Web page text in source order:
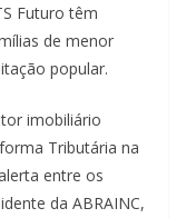
Futuro têm
de menor
popular.
imobiliário
Tributária na
entre os
da ABRAINC,